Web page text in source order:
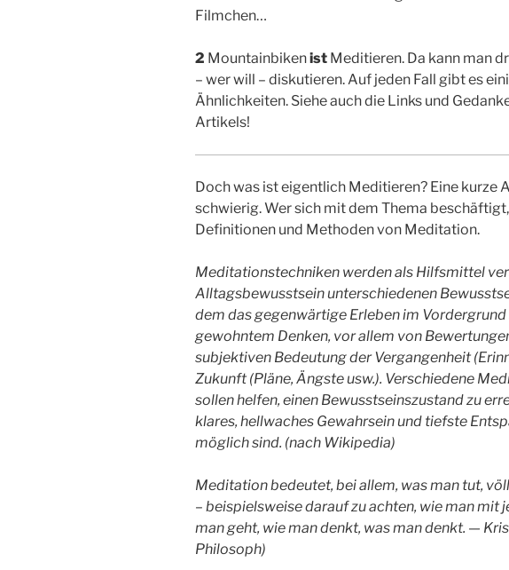
Filmchen…
2 Mountainbikenist Meditieren. Da kann man
– wer will – diskutieren. Auf jeden Fall gibt es
Ähnlichkeiten. Siehe auch die Links und
Artikels!
Doch was ist eigentlich Meditieren? Eine kurze
schwierig. Wer sich mit dem Thema
Definitionen und Methoden von Meditation.
Meditationstechniken werden als Hilfsmittel
Alltagsbewusstsein unterschiedenen
dem das gegenwärtige Erleben im
gewohntem Denken, vor allem von
subjektiven Bedeutung der Vergangenheit
Zukunft (Pläne, Ängste usw.). Verschiedene
sollen helfen, einen Bewusstseinszustand zu
klares, hellwaches Gewahrsein und tiefste
möglich sind. (nach Wikipedia)
Meditation bedeutet, bei allem, was man tut,
– beispielsweise darauf zu achten, wie man mit
man geht, wie man denkt, was man denkt. —
Philosoph)